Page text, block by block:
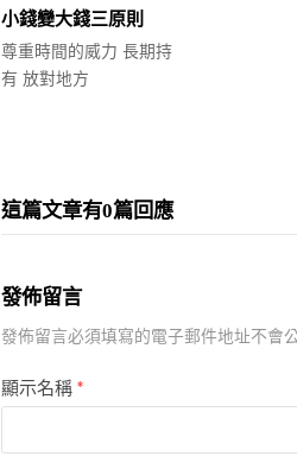
小錢變大錢三原則
尊重時間的威力 長期持
有 放對地方
這篇文章有0篇回應
發佈留言
發佈留言必須填寫的電子郵件地址不會
顯示名稱 *